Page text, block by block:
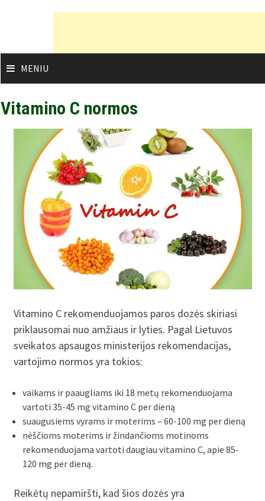
MENIU
Vitamino C normos
Vitamino C rekomenduojamos paros dozės skiriasi
priklausomai nuo amžiaus ir lyties. Pagal Lietuvos
sveikatos apsaugos ministerijos rekomendacijas,
vartojimo normos yra tokios:
vaikams ir paaugliams iki 18 metų rekomenduojama
vartoti 35-45 mg vitamino C per dieną
suaugusiems vyrams ir moterims – 60-100 mg per dieną
nėščioms moterims ir žindančioms motinoms
rekomenduojama vartoti daugiau vitamino C, apie 85-
120 mg per dieną.
Reikėtų nepamiršti, kad šios dozės yra